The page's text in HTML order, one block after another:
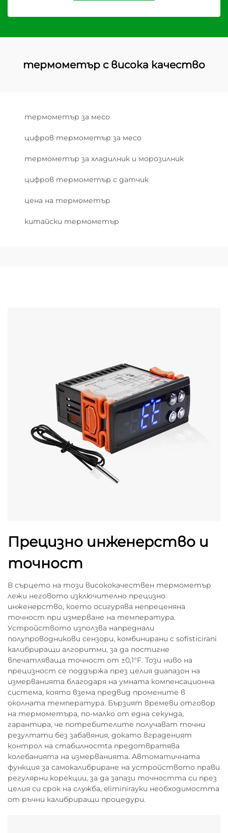
термометър с висока качество
термометър за месо
цифров термометър за месо
термометър за хладилник и морозилник
цифров термометър с датчик
цена на термометър
китайски термометър
Прецизно инженерство и
точност
В сърцето на този висококачествен термометър
лежи неговото изключително прецизно
инженерство, което осигурява непреценяна
точност при измерване на температура.
Устройството използва напреднали
полупроводникови сензори, комбинирани с sofisticirani
калибриращи алгоритми, за да постигне
впечатляваща точност от ±0,1°F. Този ниво на
прецизност се поддържа през целия диапазон на
измерванията благодаря на умната компенсационна
система, която взема предвид промените в
околната температура. Бързият времеви отговор
на термометъра, по-малко от една секунда,
гарантира, че потребителите получават точни
резултати без забавяния, докато вграденият
контрол на стабилностta предотвратява
колебанията на измерванията. Автоматичната
функция за самокалибриране на устройството прави
регулярни корекции, за да запази точността си през
целия си срок на служба, eliminirayки необходимостта
от ръчни калибриращи процедури.